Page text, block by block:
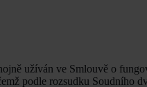
užíván ve Smlouvě o
podle rozsudku Soudního